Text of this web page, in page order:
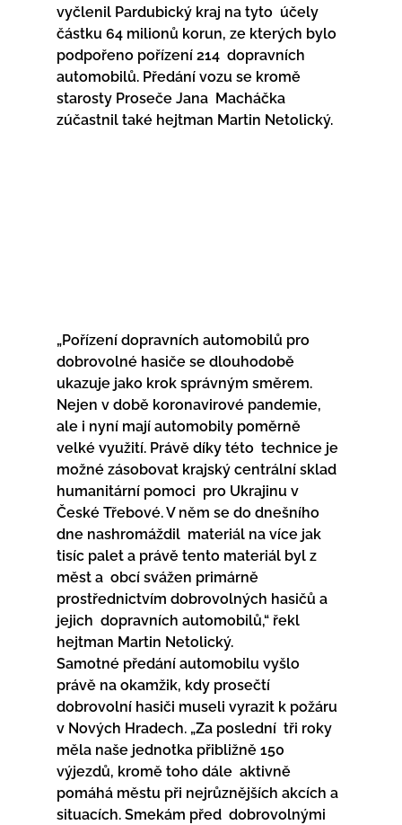
vyčlenil Pardubický kraj na tyto  účely
částku 64 milionů korun, ze kterých bylo
podpořeno pořízení 214  dopravních
automobilů. Předání vozu se kromě
starosty Proseče Jana  Macháčka
zúčastnil také hejtman Martin Netolický.
„Pořízení dopravních automobilů pro
dobrovolné hasiče se dlouhodobě
ukazuje jako krok správným směrem.
Nejen v době koronavirové pandemie,
ale i nyní mají automobily poměrně
velké využití. Právě díky této  technice je
možné zásobovat krajský centrální sklad
humanitární pomoci  pro Ukrajinu v
České Třebové. V něm se do dnešního
dne nashromáždil  materiál na více jak
tisíc palet a právě tento materiál byl z
měst a  obcí svážen primárně
prostřednictvím dobrovolných hasičů a
jejich  dopravních automobilů,“ řekl
hejtman Martin Netolický.
Samotné předání automobilu vyšlo
právě na okamžik, kdy prosečtí
dobrovolní hasiči museli vyrazit k požáru
v Nových Hradech. „Za poslední  tři roky
měla naše jednotka přibližně 150
výjezdů, kromě toho dále  aktivně
pomáhá městu při nejrůznějších akcích a
situacích. Smekám před  dobrovolnými